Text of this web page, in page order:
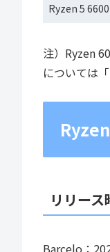
Ryzen 5
注）Ryzen
については
リリース
Barcelo：